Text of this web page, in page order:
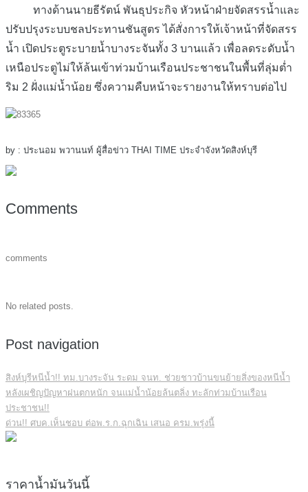
ทางด้านนายธีรัตน์ พันธุประกิจ หัวหน้าฝ่ายจัดสรรน้ำและ
ปรับปรุงระบบชลประทานชันสูตร ได้สั่งการให้เจ้าหน้าที่จัดสรร
น้ำ เปิดประตูระบายน้ำบางระจันทั้ง 3 บานแล้ว เพื่อลดระดับน้ำ
เหนือประตูไม่ให้ล้นเข้าท่วมบ้านเรือนประชาชนในพื้นที่ลุ่มต่ำ
ริม 2 ฝั่งแม่น้ำน้อย ซึ่งความคืบหน้าจะรายงานให้ทราบต่อไป
by : ประนอม พวานนท์ ผู้สื่อข่าว THAI TIME ประจำจังหวัดสิงห์บุรี
Comments
comments
No related posts.
Post navigation
สิงห์บุรีหนีน้ำ!! ทม.บางระจัน ระดม จนท. ช่วยชาวบ้านขนย้ายสิ่งของหนีน้ำ
หลังเผชิญปัญหาฝนตกหนัก จนแม่น้ำน้อยล้นตลิ่ง ทะลักท่วมบ้านเรือน
ประชาชน!!
ด่วน!! ศบค.เห็นชอบ ต่อพ.ร.ก.ฉุกเฉิน เสนอ ครม.พรุ่งนี้
ราคาน้ำมันวันนี้